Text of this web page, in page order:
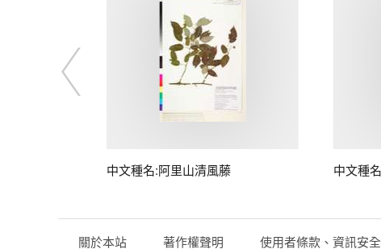
中文種名:阿里山清風藤 中文種
關於本站 著作權聲明 使用者條款、資訊安